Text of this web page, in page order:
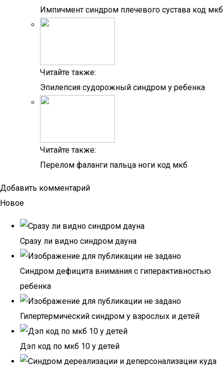
Импичмент синдром плечевого сустава код мкб
Читайте также:
Эпилепсия судорожный синдром у ребенка
Читайте также:
Перелом фаланги пальца ноги код мкб
Добавить комментарий
Новое
Сразу ли видно синдром дауна
Синдром дефицита внимания с гиперактивностью
ребенка
Гипертермический синдром у взрослых и детей
Дэп код по мкб 10 у детей